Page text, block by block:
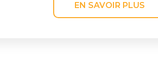
EN SAVOIR PLUS